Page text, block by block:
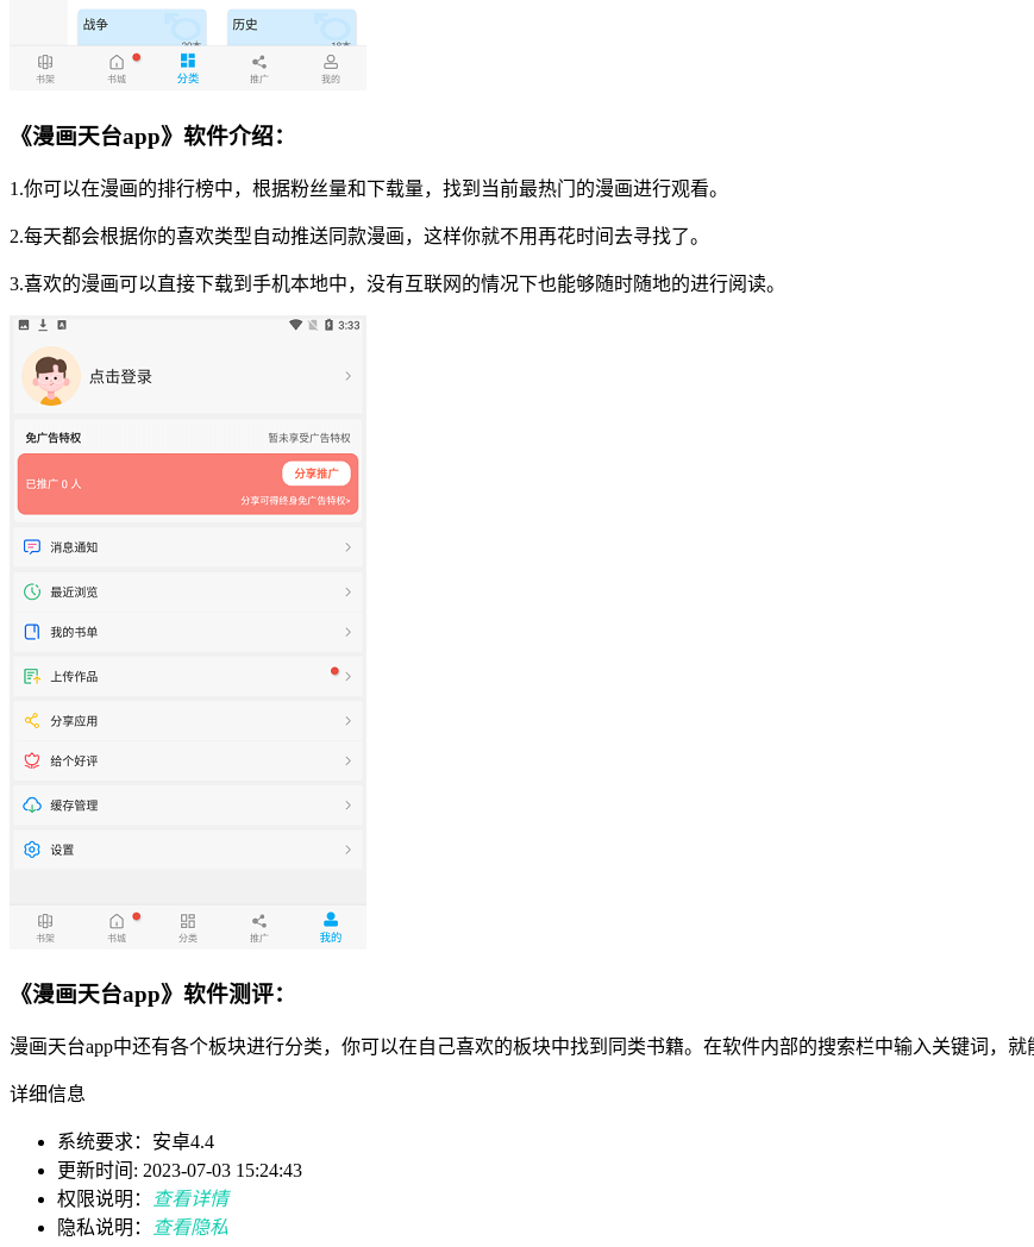
《漫画天台app》软件介绍：
1.你可以在漫画的排行榜中，根据粉丝量和下载量，找到当前最热门的漫画进行观看。
2.每天都会根据你的喜欢类型自动推送同款漫画，这样你就不用再花时间去寻找了。
3.喜欢的漫画可以直接下载到手机本地中，没有互联网的情况下也能够随时随地的进行阅读。
《漫画天台app》软件测评：
漫画天台app中还有各个板块进行分类，你可以在自己喜欢的板块中找到同类书籍。在软件内部的搜索栏中输入关键词，
详细信息
系统要求：安卓4.4
更新时间: 2023-07-03 15:24:43
权限说明：
查看详情
隐私说明：
查看隐私